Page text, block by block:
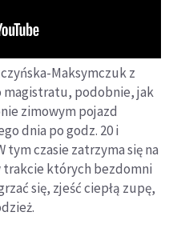
Maksymczuk z
magistratu, podobnie, jak
zimowym pojazd
dnia po godz. 20 i
tym czasie zatrzyma się na
których bezdomni
się, zjeść ciepłą zupę,